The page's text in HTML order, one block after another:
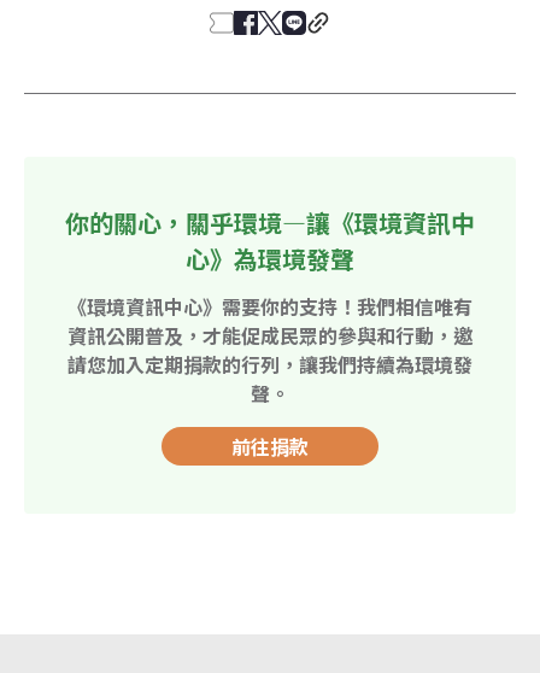
你的關心，關乎環境—讓《環境資訊中
心》為環境發聲
《環境資訊中心》需要你的支持！我們相信唯有
資訊公開普及，才能促成民眾的參與和行動，邀
請您加入定期捐款的行列，讓我們持續為環境發
聲。
前往捐款